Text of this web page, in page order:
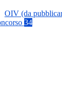
OIV (da
34